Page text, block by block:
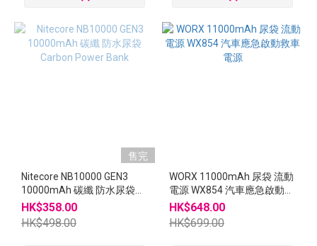
售完
Nitecore NB10000 GEN3
10000mAh 碳纖 防水尿袋
Carbon Power Bank
HK$358.00
HK$498.00
WORX 11000mAh 尿袋 流動
電源 WX854 汽車應急啟動救
車電源
HK$648.00
HK$699.00